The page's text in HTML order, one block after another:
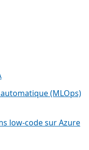
(MLOps)
low-code sur Azure